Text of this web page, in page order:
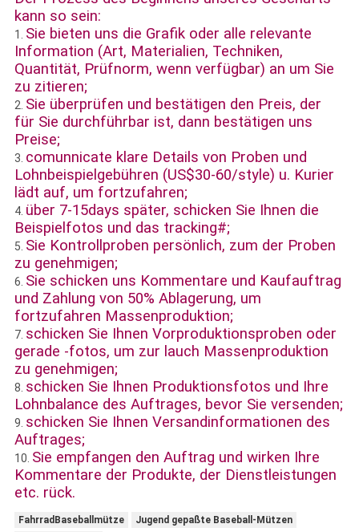
kann so sein:
1. Sie bieten uns die Grafik oder alle relevante
Information (Art, Materialien, Techniken,
Quantität, Prüfnorm, wenn verfügbar) an um Sie
zu zitieren;
2. Sie überprüfen und bestätigen den Preis, der
für Sie durchführbar ist, dann bestätigen uns
Preise;
3. comunnicate klare Details von Proben und
Lohnbeispielgebühren (US$30-60/style) u. Kurier
lädt auf, um fortzufahren;
4. über 7-15days später, schicken Sie Ihnen die
Beispielfotos und das tracking#;
5. Sie Kontrollproben persönlich, zum der Proben
zu genehmigen;
6. Sie schicken uns Kommentare und Kaufauftrag
und Zahlung von 50% Ablagerung, um
fortzufahren Massenproduktion;
7. schicken Sie Ihnen Vorproduktionsproben oder
gerade -fotos, um zur lauch Massenproduktion
zu genehmigen;
8. schicken Sie Ihnen Produktionsfotos und Ihre
Lohnbalance des Auftrages, bevor Sie versenden;
9. schicken Sie Ihnen Versandinformationen des
Auftrages;
10. Sie empfangen den Auftrag und wirken Ihre
Kommentare der Produkte, der Dienstleistungen
etc. rück.
FahrradBaseballmütze
Jugend gepaßte Baseball-Mützen